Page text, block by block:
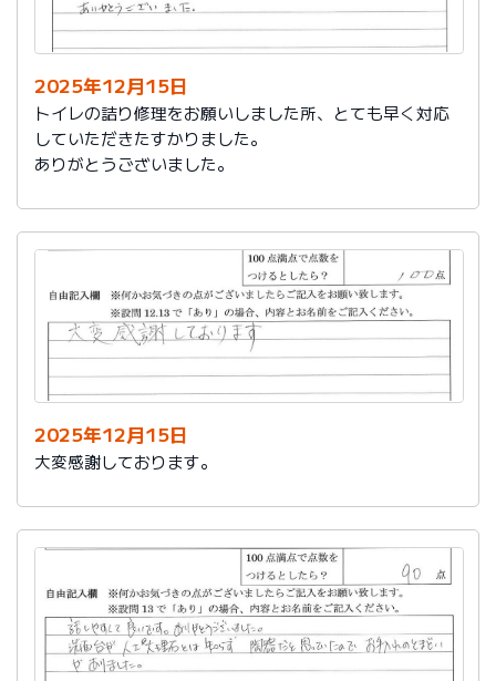
今後は、このような規模の修繕を行うことはおそらく起
こらず、小さな小さな修繕になろうかと思いますが、そ
の折は中田様、渡辺様にお願いさせていただくつもりで
おります。とても素晴らしい社員様です。
寒さもひとしお厳しい折でございますので、社長様、社
員の皆様にはどうぞくれぐれもご自愛くださいますよう
お祈り申し上げます。
敬具
2025年12月15日
トイレの詰り修理をお願いしました所、とても早く対応
していただきたすかりました。
ありがとうございました。
2025年12月15日
大変感謝しております。